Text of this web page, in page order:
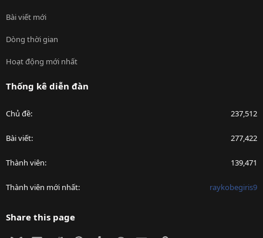
Bài viết mới
Dòng thời gian
Hoạt động mới nhất
Thống kê diễn đàn
Chủ đề 237,512
Bài viết 277,422
Thành viên 139,471
Thành viên mới nhất raykobegiris9
Share this page